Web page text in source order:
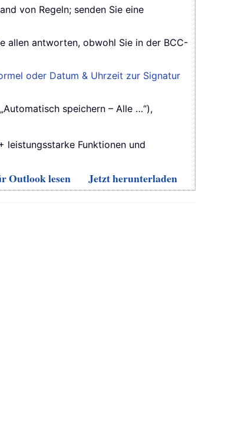
von Regeln; senden Sie eine
allen antworten, obwohl Sie in der BCC-
oder Datum & Uhrzeit zur Signatur
speichern – Alle …“),
leistungsstarke Funktionen und
Outlook lesen Jetzt herunterladen